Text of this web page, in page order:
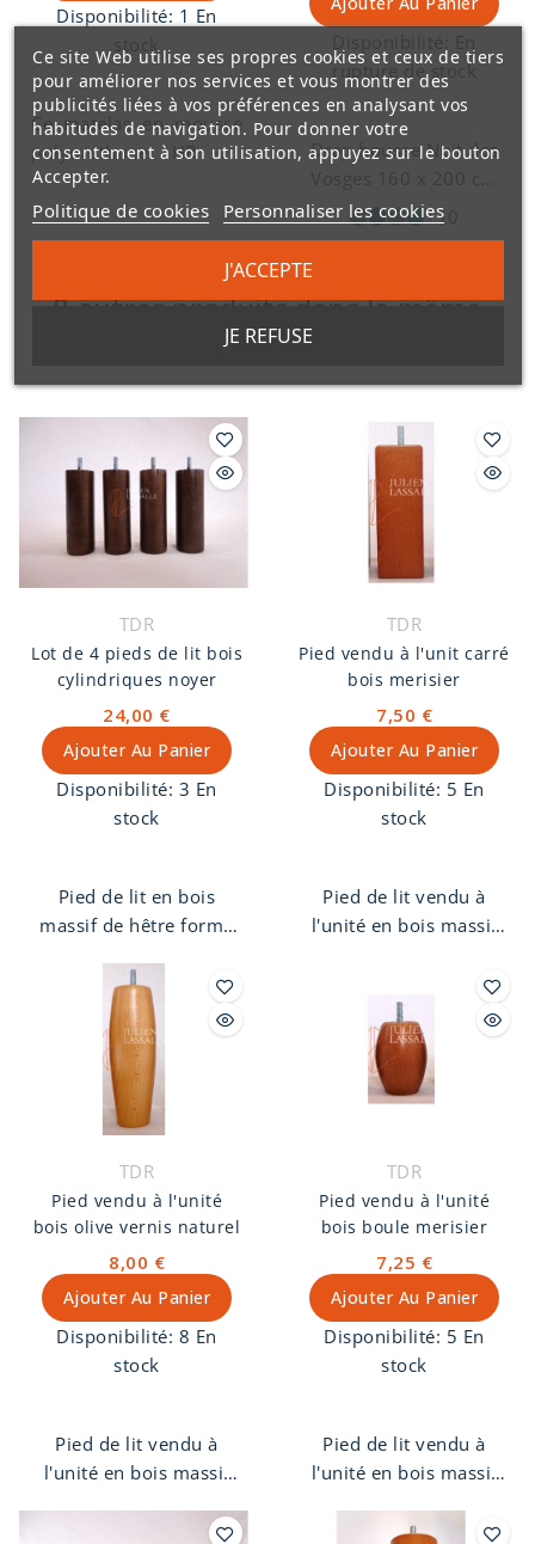
Disponibilité: 1 En
stock
Ce matelas en mousse
polyuréthane HR 35
kg/m3 d'une épaisseur
de 18,5 cm et d'un
confort ferme est
fabriqué à Limoges.
Face hiver laine et face
été coton. Tissu sans
traitement BIOCIDE.
Matelas d'un très bon
Disponibilité:
En
rupture de stock
Drap housse Nuit des
Vosges 160 x 200 cm
larges bonnets 100%
coton de couleur unie,
drap housse Nuit des
+10
8 autres produits dans la même
catégorie :
TDR
Lot de 4 pieds de lit bois
cylindriques noyer
24,00 €
Ajouter Au Panier
Disponibilité: 3 En
stock
Pied de lit en bois
massif de hêtre forme
noyer. Pas de vis 8 mm.
TDR
Pied vendu à l'unit carré
bois merisier
7,50 €
Ajouter Au Panier
Disponibilité: 5 En
stock
Pied de lit vendu à
l'unité en bois massif
finition merisier. Pas de
vis 8 mm.
TDR
Pied vendu à l'unité
bois olive vernis naturel
8,00 €
Ajouter Au Panier
Disponibilité: 8 En
stock
Pied de lit vendu à
l'unité en bois massif
finition vernis naturel.
TDR
Pied vendu à l'unité
bois boule merisier
7,25 €
Ajouter Au Panier
Disponibilité: 5 En
stock
Pied de lit vendu à
l'unité en bois massif
finition merisier. Pas de
Ce site Web utilise ses propres cookies et ceux de tiers
pour améliorer nos services et vous montrer des
publicités liées à vos préférences en analysant vos
habitudes de navigation. Pour donner votre
consentement à son utilisation, appuyez sur le bouton
Accepter.
Politique de cookies Personnaliser les cookies
JE REFUSE
J'ACCEPTE